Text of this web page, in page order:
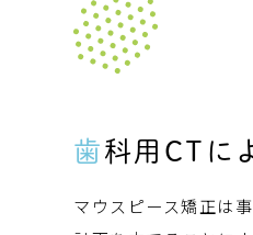
歯科用CTに
マウスピース矯正は